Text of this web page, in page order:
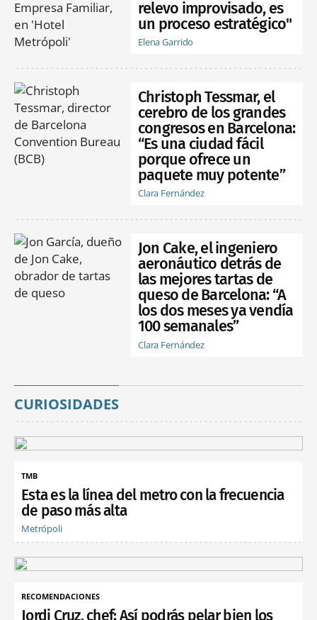
relevo improvisado, es
un proceso estratégico"
Elena Garrido
Christoph Tessmar, el
cerebro de los grandes
congresos en Barcelona:
“Es una ciudad fácil
porque ofrece un
paquete muy potente”
Clara Fernández
Jon Cake, el ingeniero
aeronáutico detrás de
las mejores tartas de
queso de Barcelona: “A
los dos meses ya vendía
100 semanales”
Clara Fernández
CURIOSIDADES
TMB
Esta es la línea del metro con la frecuencia
de paso más alta
Metrópoli
RECOMENDACIONES
Jordi Cruz, chef: Así podrás pelar bien los